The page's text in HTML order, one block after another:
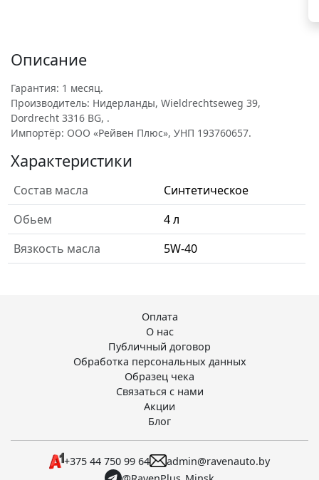
Описание
Гарантия: 1 месяц.
Производитель: Нидерланды, Wieldrechtseweg 39,
Dordrecht 3316 BG, .
Импортёр: ООО «Рейвен Плюс», УНП 193760657.
Характеристики
Состав масла
Синтетическое
Обьем
4 л
Вязкость масла
5W-40
Оплата
О нас
Публичный договор
Обработка персональных данных
Образец чека
Связаться с нами
Акции
Блог
+375 44 750 99 64
admin@ravenauto.by